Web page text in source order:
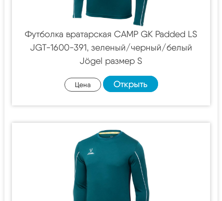
Футболка вратарская CAMP GK Padded LS
JGT-1600-391, зеленый/черный/белый
Jögel размер S
Цена Открыть